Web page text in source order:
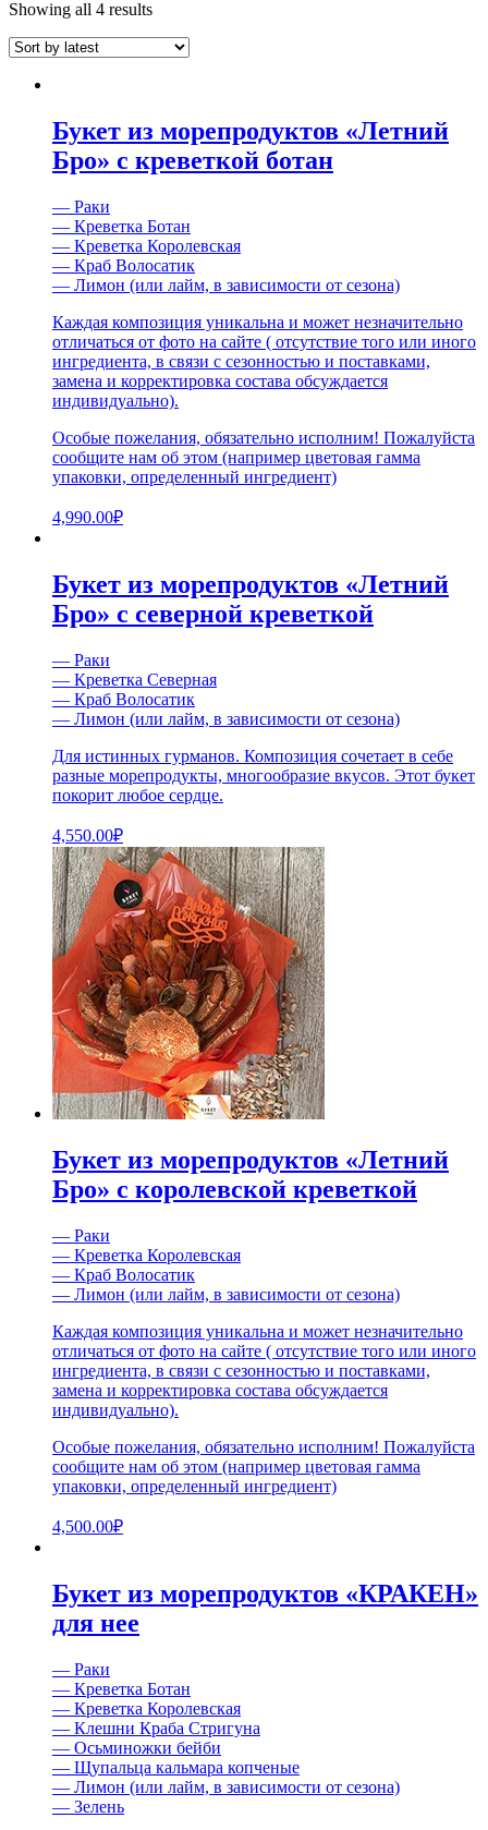
Showing all 4 results
Букет из морепродуктов «Летний
Бро» с креветкой ботан
— Раки
— Креветка Ботан
— Креветка Королевская
— Краб Волосатик
— Лимон (или лайм, в зависимости от сезона)
Каждая композиция уникальна и может незначительно
отличаться от фото на сайте ( отсутствие того или иного
ингредиента, в связи с сезонностью и поставками,
замена и корректировка состава обсуждается
индивидуально).
Особые пожелания, обязательно исполним! Пожалуйста
сообщите нам об этом (например цветовая гамма
упаковки, определенный ингредиент)
4,990.00₽
Букет из морепродуктов «Летний
Бро» с северной креветкой
— Раки
— Креветка Северная
— Краб Волосатик
— Лимон (или лайм, в зависимости от сезона)
Для истинных гурманов. Композиция сочетает в себе
разные морепродукты, многообразие вкусов. Этот букет
покорит любое сердце.
4,550.00₽
Букет из морепродуктов «Летний
Бро» с королевской креветкой
— Раки
— Креветка Королевская
— Краб Волосатик
— Лимон (или лайм, в зависимости от сезона)
Каждая композиция уникальна и может незначительно
отличаться от фото на сайте ( отсутствие того или иного
ингредиента, в связи с сезонностью и поставками,
замена и корректировка состава обсуждается
индивидуально).
Особые пожелания, обязательно исполним! Пожалуйста
сообщите нам об этом (например цветовая гамма
упаковки, определенный ингредиент)
4,500.00₽
Букет из морепродуктов «КРАКЕН»
для нее
— Раки
— Креветка Ботан
— Креветка Королевская
— Клешни Краба Стригуна
— Осьминожки бейби
— Щупальца кальмара копченые
— Лимон (или лайм, в зависимости от сезона)
— Зелень